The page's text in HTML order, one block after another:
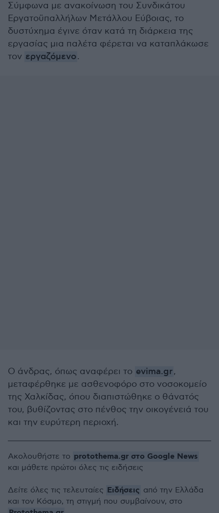
Σύμφωνα με ανακοίνωση του Συνδικάτου
Εργατοϋπαλλήλων Μετάλλου Εύβοιας, το
δυστύχημα έγινε όταν κατά τη διάρκεια της
εργασίας μια παλέτα φέρεται να καταπλάκωσε
τον εργαζόμενο.
Ο άνδρας, όπως αναφέρει το evima.gr,
μεταφέρθηκε με ασθενοφόρο στο νοσοκομείο
της Χαλκίδας, όπου διαπιστώθηκε ο θάνατός
του, βυθίζοντας στο πένθος την οικογένειά του
και την ευρύτερη περιοχή.
Ακολουθήστε το protothema.gr στο Google News
και μάθετε πρώτοι όλες τις ειδήσεις
Δείτε όλες τις τελευταίες Ειδήσεις από την Ελλάδα
και τον Κόσμο, τη στιγμή που συμβαίνουν, στο